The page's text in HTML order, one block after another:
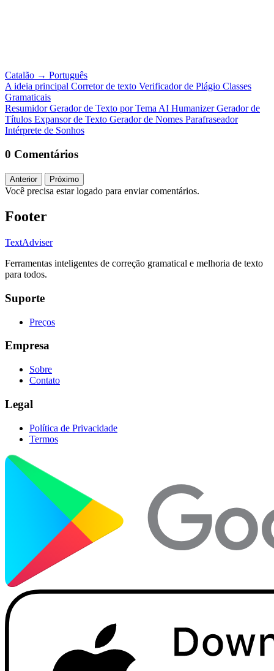
Catalão → Português
A ideia principal Corretor de texto Verificador de Plágio Classes
Gramaticais
ResumidorGerador de Texto por Tema AI HumanizerGerador de
Títulos Expansor de Texto Gerador de Nomes Parafraseador
Intérprete de Sonhos
0 Comentários
Anterior Próximo
Você precisa estar logado para enviar comentários.
Footer
TextAdviser
Ferramentas inteligentes de correção gramatical e melhoria de texto
para todos.
Suporte
Preços
Empresa
Sobre
Contato
Legal
Política de Privacidade
Termos